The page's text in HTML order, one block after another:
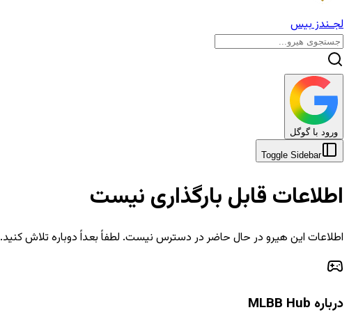
لجـندز بیس
ورود با گوگل
Toggle Sidebar
اطلاعات قابل بارگذاری نیست
اطلاعات این هیرو در حال حاضر در دسترس نیست. لطفاً بعداً دوباره تلاش کنید.
درباره MLBB Hub